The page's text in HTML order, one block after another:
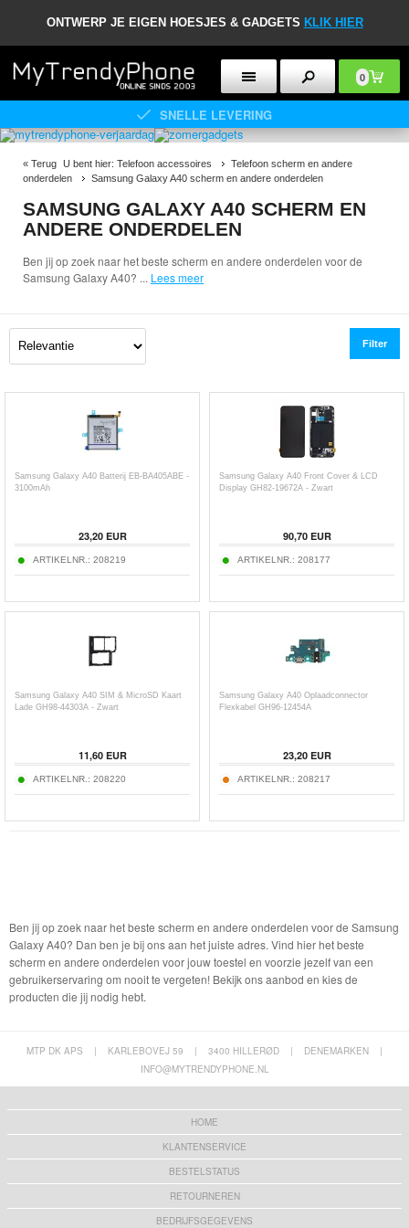
ONTWERP JE EIGEN HOESJES & GADGETS KLIK HIER
0
SNELLE LEVERING
« Terug U bent hier: Telefoon accessoires
Telefoon scherm en andere
onderdelen
Samsung Galaxy A40 scherm en andere onderdelen
SAMSUNG GALAXY A40 SCHERM EN
ANDERE ONDERDELEN
Ben jij op zoek naar het beste scherm en andere onderdelen voor de
Samsung Galaxy A40? ... Lees meer
Filter
Samsung Galaxy A40 Batterij EB-BA405ABE -
3100mAh
23,20EUR
ARTIKELNR.: 208219
Samsung Galaxy A40 Front Cover & LCD
Display GH82-19672A - Zwart
90,70EUR
ARTIKELNR.: 208177
Samsung Galaxy A40 SIM & MicroSD Kaart
Lade GH98-44303A - Zwart
11,60EUR
ARTIKELNR.: 208220
Samsung Galaxy A40 Oplaadconnector
Flexkabel GH96-12454A
23,20EUR
ARTIKELNR.: 208217
Ben jij op zoek naar het beste scherm en andere onderdelen voor de Samsung
Galaxy A40? Dan ben je bij ons aan het juiste adres. Vind hier het beste
scherm en andere onderdelen voor jouw toestel en voorzie jezelf van een
gebruikerservaring om nooit te vergeten! Bekijk ons aanbod en kies de
producten die jij nodig hebt.
MTP DK APS | KARLEBOVEJ 59 | 3400 HILLERØD | DENEMARKEN
|
INFO@MYTRENDYPHONE.NL
HOME
KLANTENSERVICE
BESTELSTATUS
RETOURNEREN
BEDRIJFSGEGEVENS